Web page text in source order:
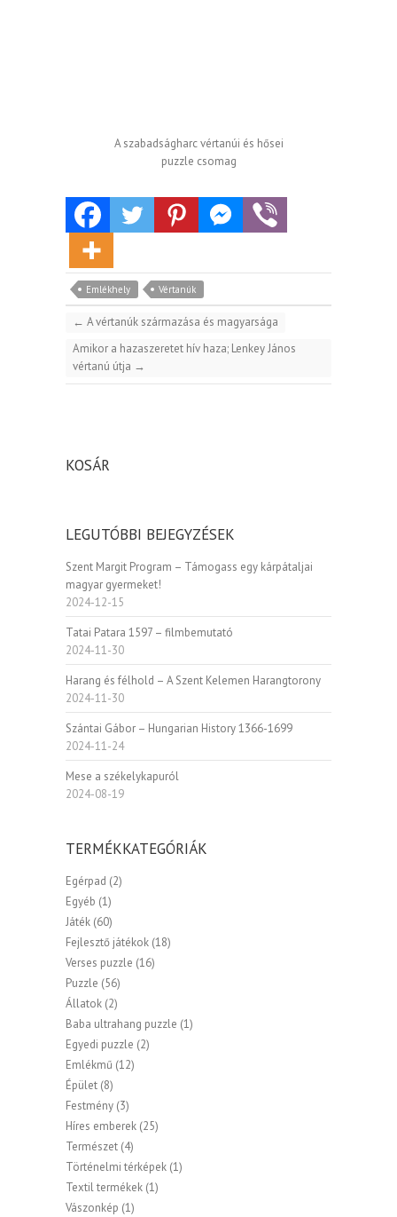
A szabadságharc vértanúi és hősei
puzzle csomag
Emlékhely Vértanúk
← A vértanúk származása és magyarsága
Amikor a hazaszeretet hív haza; Lenkey János
vértanú útja →
KOSÁR
LEGUTÓBBI BEJEGYZÉSEK
Szent Margit Program – Támogass egy kárpátaljai
magyar gyermeket!
2024-12-15
Tatai Patara 1597 – filmbemutató
2024-11-30
Harang és félhold – A Szent Kelemen Harangtorony
2024-11-30
Szántai Gábor – Hungarian History 1366-1699
2024-11-24
Mese a székelykapuról
2024-08-19
TERMÉKKATEGÓRIÁK
Egérpad (2)
Egyéb (1)
Játék (60)
Fejlesztő játékok (18)
Verses puzzle (16)
Puzzle (56)
Állatok (2)
Baba ultrahang puzzle (1)
Egyedi puzzle (2)
Emlékmű (12)
Épület (8)
Festmény (3)
Híres emberek (25)
Természet (4)
Történelmi térképek (1)
Textil termékek (1)
Vászonkép (1)